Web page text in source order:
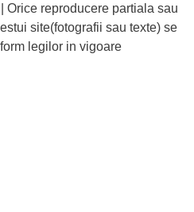
Orice reproducere partiala sau
site(fotografii sau texte) se
legilor in vigoare